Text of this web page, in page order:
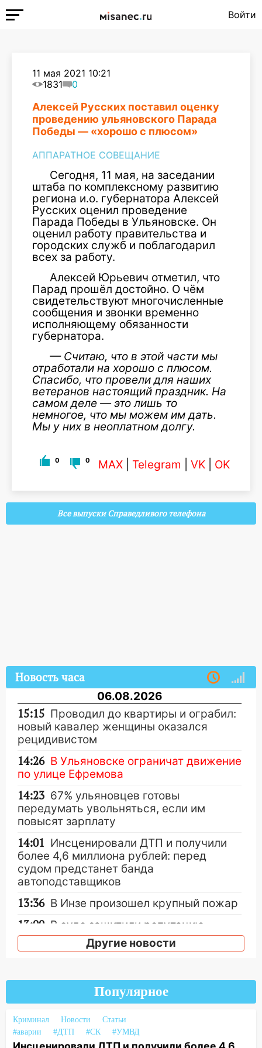
Войти
11 мая 2021 10:21
1831
0
Алексей Русских поставил оценку
проведению ульяновского Парада
Победы — «хорошо с плюсом»
АППАРАТНОЕ СОВЕЩАНИЕ
Сегодня, 11 мая, на заседании
штаба по комплексному развитию
региона и.о. губернатора Алексей
Русских оценил проведение
Парада Победы в Ульяновске. Он
оценил работу правительства и
городских служб и поблагодарил
всех за работу.
Алексей Юрьевич отметил, что
Парад прошёл достойно. О чём
свидетельствуют многочисленные
сообщения и звонки временно
исполняющему обязанности
губернатора.
— Считаю, что в этой части мы
отработали на хорошо с плюсом.
Спасибо, что провели для наших
ветеранов настоящий праздник. На
самом деле — это лишь то
немногое, что мы можем им дать.
Мы у них в неоплатном долгу.
0 0 MAX Telegram VK OK
Все выпуски Справедливого телефона
Новость часа
06.08.2026
15:15 Проводил до квартиры и ограбил:
новый кавалер женщины оказался
рецидивистом
14:26 В Ульяновске ограничат движение
по улице Ефремова
14:23 67% ульяновцев готовы
передумать увольняться, если им
повысят зарплату
14:01 Инсценировали ДТП и получили
более 4,6 миллиона рублей: перед
судом предстанет банда
автоподставщиков
13:36 В Инзе произошел крупный пожар
13:00 В суде защитили репутацию
мужчины, которого необоснованно
обвиняли в жестоком обращении с
12:28
Миллион на «льготниках»: в
Ульяновской области перевозчик
проездными
Другие новости
Популярное
Криминал Новости
Статьи
#аварии
#ДТП #СК #УМВД